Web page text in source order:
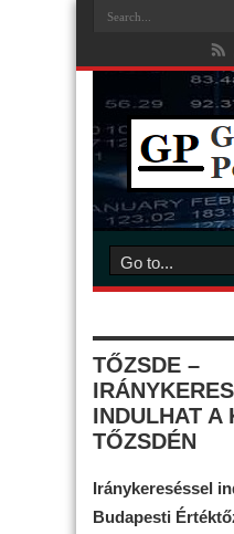
TŐZSDE –
INDULHAT A
TŐZSDÉN
Iránykereséssel
Budapesti